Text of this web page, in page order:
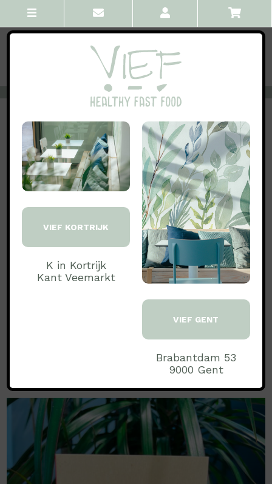
VIEF KORTRIJK
K in Kortrijk
Kant Veemarkt
VIEF GENT
Brabantdam 53
9000 Gent
VORIGE ALLE VOLGENDE
Drinks juices smoothies
Hawaiian
Smoothie met passievrucht, kokos, mango,
acerola-kersen, appel, ananas
100%biologische groenten en fruit
€ 5.99 incl BTW